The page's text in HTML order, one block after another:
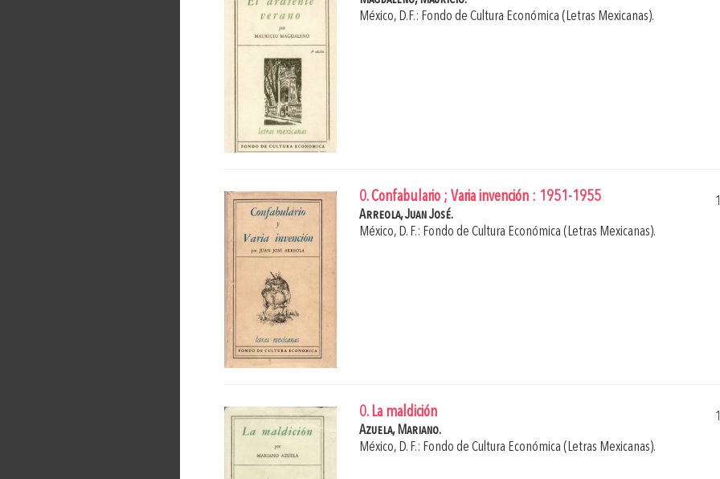
México, D.F.: Fondo de Cultura Económica (Letras Mexicanas).
0. Confabulario ; Varia invención : 1951-1955
Arreola, Juan José.
México, D. F.: Fondo de Cultura Económica (Letras Mexicanas).
0. La maldición
Azuela, Mariano.
México, D. F.: Fondo de Cultura Económica (Letras Mexicanas).